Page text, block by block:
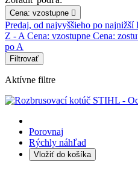
Cena: vzostupne 
Predaj, od najvyššieho po najnižší
Z - A Cena: vzostupne Cena:
po A
Filtrovať
Aktívne filtre
Porovnaj
Rýchly náhľad
Vložiť do košíka